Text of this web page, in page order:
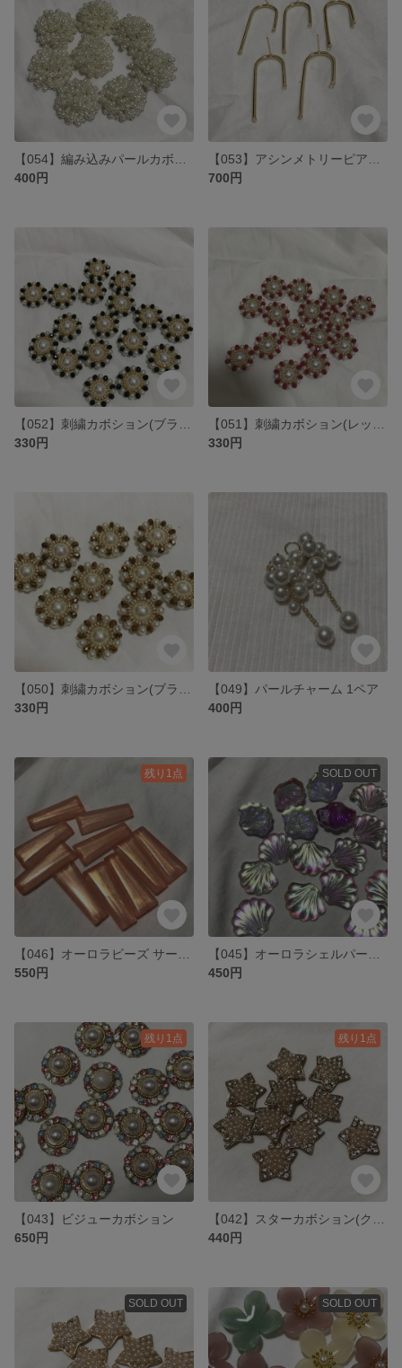
400円
700円
330円
330円
330円
【049】パールチャーム 1ペア
400円
残り1点
550円
SOLD OUT
450円
残り1点
【043】ビジューカボション
650円
残り1点
440円
SOLD OUT SOLD OUT